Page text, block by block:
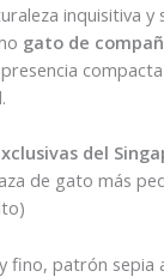
inquisitiva y
gato de
del
de gato más
fino, patrón sepia